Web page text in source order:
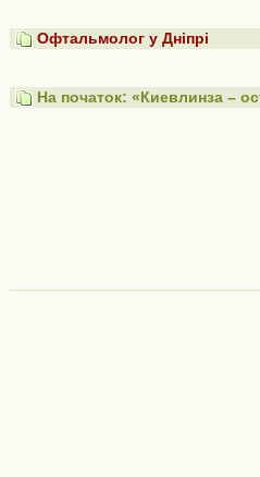
Офтальмолог у Дніпрі
На початок: «Киевлинза –